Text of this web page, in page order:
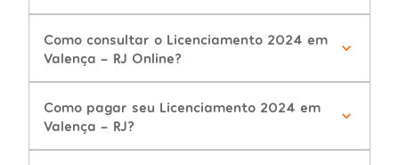
Como consultar o Licenciamento 2024 em
Valença - RJ Online?
Como pagar seu Licenciamento 2024 em
Valença - RJ?